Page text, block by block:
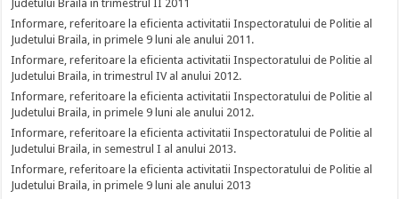
Judetului Braila in trimestrul II 2011
Informare, referitoare la eficienta activitatii Inspectoratului de Politie al
Judetului Braila, in primele 9 luni ale anului 2011.
Informare, referitoare la eficienta activitatii Inspectoratului de Politie al
Judetului Braila, in trimestrul IV al anului 2012.
Informare, referitoare la eficienta activitatii Inspectoratului de Politie al
Judetului Braila, in primele 9 luni ale anului 2012.
Informare, referitoare la eficienta activitatii Inspectoratului de Politie al
Judetului Braila, in semestrul I al anului 2013.
Informare, referitoare la eficienta activitatii Inspectoratului de Politie al
Judetului Braila, in primele 9 luni ale anului 2013